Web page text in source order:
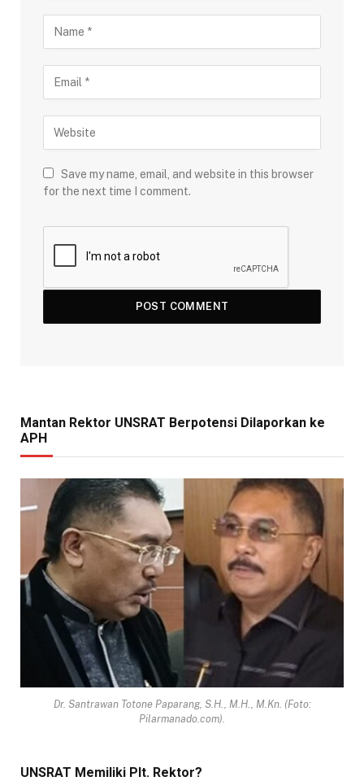
Save my name, email, and website in this browser
for the next time I comment.
Mantan Rektor UNSRAT Berpotensi Dilaporkan ke
APH
Dr. Santrawan Totone Paparang, S.H., M.H., M.Kn. (Foto:
Pilarmanado.com).
UNSRAT Memiliki Plt. Rektor?